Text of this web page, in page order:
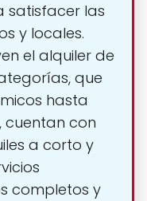
satisfacer las
y locales.
el alquiler de
que
hasta
cuentan con
a corto y
completos y